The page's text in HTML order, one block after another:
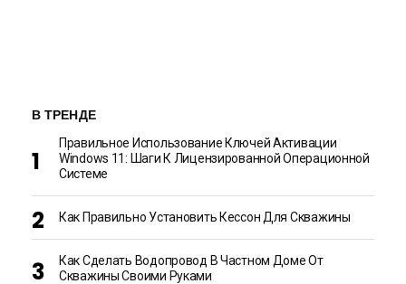
В ТРЕНДЕ
Правильное Использование Ключей Активации
Windows 11: Шаги К Лицензированной Операционной
Системе
Как Правильно Установить Кессон Для Скважины
Как Сделать Водопровод В Частном Доме От
Скважины Своими Руками